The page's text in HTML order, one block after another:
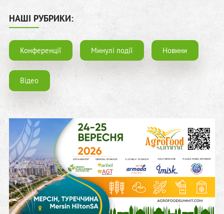
НАШІ РУБРИКИ:
Конференції Минулі події Новини
Відео